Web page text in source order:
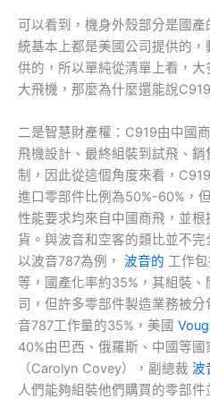
可以看到，機身外殼部分是國
統基本上都是美國公司提供的
供的，所以單純從清單上看，
大飛機，那麼為什麼還能說
二是智慧財產權：C919由中國
飛機設計、最終組裝到試飛、
制，因此從這個角度來看，
進口零部件比例為50%-60%，
性能要求均來自中國商飛，並
貨。與波音和空客的類比並不
以波音787為例， 波音的 工作
等，國產化率約35%，其組裝
司，但許多零部件製造業務被
音787工作量的35%，美國
40%由巴西、俄羅斯、中國等國
（Carolyn Covey），副總裁 波
人們能夠組裝他們購買的零部